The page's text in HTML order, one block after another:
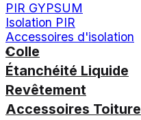
PIR GYPSUM
Isolation PIR
Accessoires d'isolation
Colle
Étanchéité Liquide
Revêtement
Accessoires Toiture